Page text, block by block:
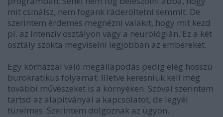
mit csinálsz, nem fogank ráderöltetni semmit. De
szerintem érdemes megnézni valakit, hogy mit kezd
pl. az intenzív osztályon vagy a neurológián. Ez a két
osztály szokta megviselni legjobban az embereket.
Egy kórházzal való megállapodás pedig elég hosszú
bürokratikus folyamat. Illetve keresniük kell még
további művészeket is a környéken. Szóval szerintem
tartsd az alapítványal a kapcsolatot, de legyél
türelmes. Szerintem dolgoznak az ügyön.